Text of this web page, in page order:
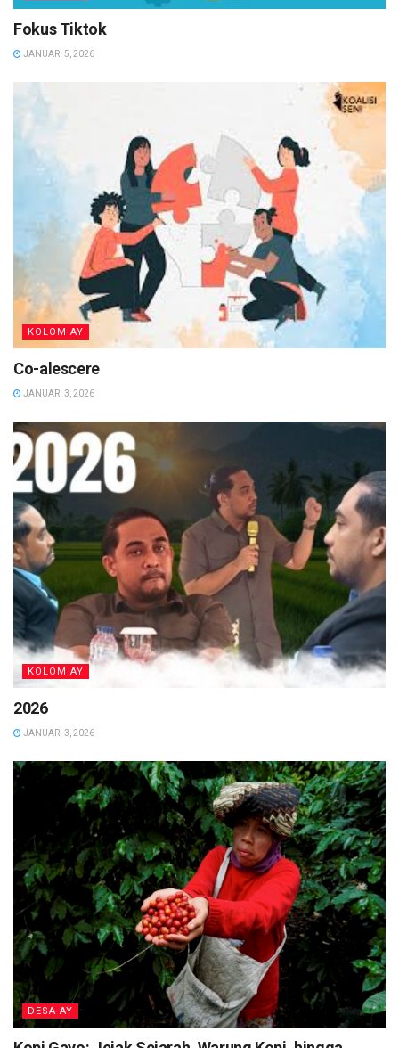
Fokus Tiktok
JANUARI 5, 2026
KOLOM AY
Co-alescere
JANUARI 3, 2026
KOLOM AY
2026
JANUARI 3, 2026
DESA AY